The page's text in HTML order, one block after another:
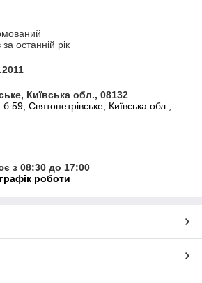
останній рік
Київська обл., 08132
Святопетрівське, Київська обл.,
з 08:30 до 17:00
роботи